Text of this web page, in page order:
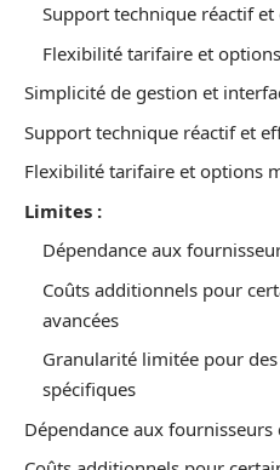
Support technique réactif et
Flexibilité tarifaire et
Simplicité de gestion et
Support technique réactif et
Flexibilité tarifaire et options
Limites :
Dépendance aux
Coûts additionnels pour
avancées
Granularité limitée pour
spécifiques
Dépendance aux